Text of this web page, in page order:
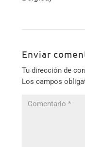
Enviar
Tu dirección de
Los campos